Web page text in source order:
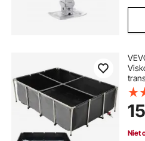
Koi
Niet